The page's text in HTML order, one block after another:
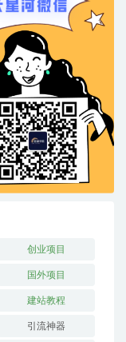
创业项目
国外项目
建站教程
引流神器